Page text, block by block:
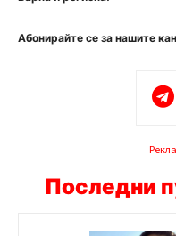
Абонирайте се за нашите
Последни